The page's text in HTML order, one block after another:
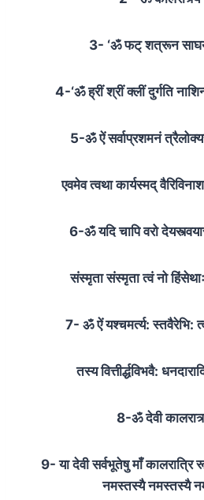
3- ‘ॐ फट् शत्रून
4-‘ॐ ह्रीं श्रीं क्लीं दुर्गति
5-ॐ ऐं सर्वाप्रशमनं
एवमेव त्वथा कार्यस्मद्
6-ॐ यदि चापि वरो
संस्मृता संस्मृता त्वं नो
7- ॐ ऐं यश्चमर्त्य: स्तवैरेभि:
तस्य वि‍त्तीर्द्धविभवै:
8-ॐ देवी
9- या देवी सर्वभू‍तेषु माँ
नमस्तस्यै नमस्तस्यै